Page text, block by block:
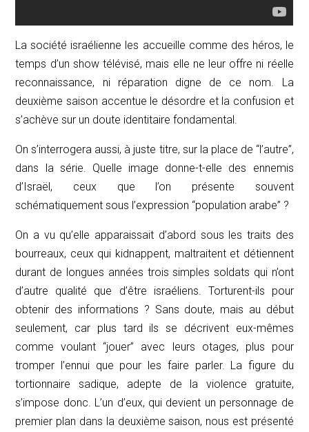
La société israélienne les accueille comme des héros, le
temps d’un show télévisé, mais elle ne leur offre ni réelle
reconnaissance, ni réparation digne de ce nom. La
deuxième saison accentue le désordre et la confusion et
s’achève sur un doute identitaire fondamental.
On s’interrogera aussi, à juste titre, sur la place de “l’autre”,
dans la série. Quelle image donne-t-elle des ennemis
d’Israël, ceux que l’on présente souvent
schématiquement sous l’expression “population arabe” ?
On a vu qu’elle apparaissait d’abord sous les traits des
bourreaux, ceux qui kidnappent, maltraitent et détiennent
durant de longues années trois simples soldats qui n’ont
d’autre qualité que d’être israéliens. Torturent-ils pour
obtenir des informations ? Sans doute, mais au début
seulement, car plus tard ils se décrivent eux-mêmes
comme voulant “jouer” avec leurs otages, plus pour
tromper l’ennui que pour les faire parler. La figure du
tortionnaire sadique, adepte de la violence gratuite,
s’impose donc. L’un d’eux, qui devient un personnage de
premier plan dans la deuxième saison, nous est présenté